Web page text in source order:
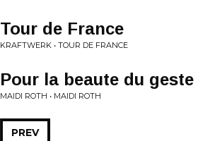
Tour de France
KRAFTWERK • TOUR DE FRANCE
Pour la beaute du geste
MAIDI ROTH • MAIDI ROTH
PREV